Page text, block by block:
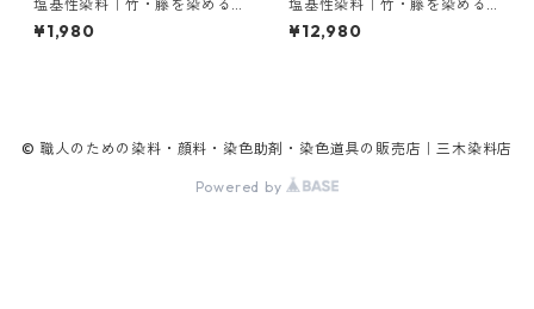
塩基性染料｜竹・籐を染める
｜20g｜メチルバイオレット
ピュアスペシャル（紫色）
¥1,980
塩基性染料｜竹・籐を染める
｜500g｜塩基性ブラック（黒
色系）
¥12,980
© 職人のための染料・顔料・染色助剤・染色道具の販売店｜三木染料店
Powered by